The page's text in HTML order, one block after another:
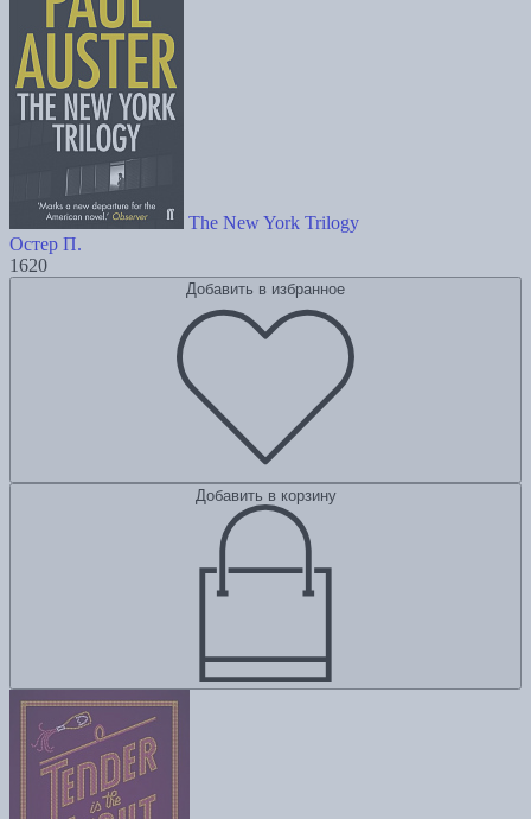
The New York Trilogy
Остер П.
1620
Добавить в избранное
Добавить в корзину